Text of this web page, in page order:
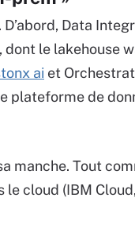
Data
le lakehouse
ai et
plateforme de
manche. Tout
cloud (IBM